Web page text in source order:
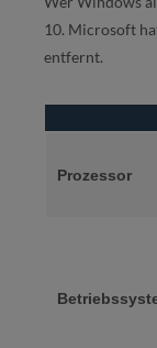
10. Microsoft
entfernt.
Prozessor